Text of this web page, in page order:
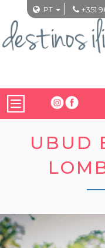
PT +351
UBUD